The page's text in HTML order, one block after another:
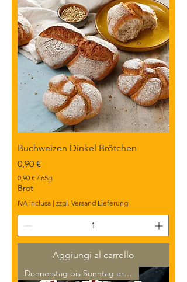
Buchweizen Dinkel Brötchen
Prezzo
0,90 €
0,90 € /65g
0
9
0
p
Brot
IVA inclusa | zzgl. Versand Lieferung
Aggiungi al carrello
Donnerstag bis Sonntag erhält